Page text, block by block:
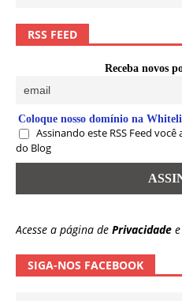
RSS FEED
Receba novos
Coloque nosso domínio na
Assinando este RSS Feed
do Blog
Acesse a página de Privacidade
SIGA-NOS FACEBOOK